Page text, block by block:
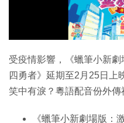
受疫情影響，《蠟筆小新
四勇者》延期至2月25日上
笑中有淚？粵語配音份外傳
《蠟筆小新劇場版：